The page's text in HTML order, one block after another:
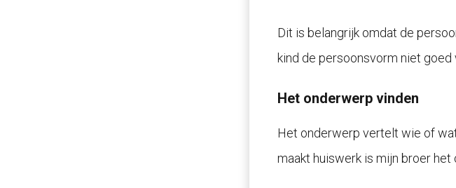
Dit is belangrijk omdat de
kind de persoonsvorm niet
Het onderwerp vinden
Het onderwerp vertelt wie of
maakt huiswerk is mijn broer het